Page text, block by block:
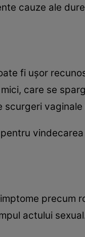
cauze ale
fi uşor
care se
precum
actului